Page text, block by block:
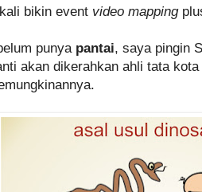
bikin event video mapping
punya pantai, saya pingin
akan dikerahkan ahli tata